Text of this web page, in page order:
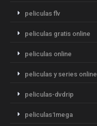
peliculas flv
peliculas gratis online
peliculas online
peliculas y series online
peliculas-dvdrip
peliculas1mega